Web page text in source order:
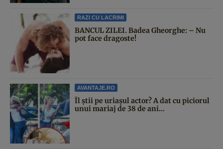
RAZI CU LACRIMI
BANCUL ZILEI. Badea Gheorghe: – Nu
pot face dragoste!
AVANTAJE.RO
Îl știi pe uriașul actor? A dat cu piciorul
unui mariaj de 38 de ani...